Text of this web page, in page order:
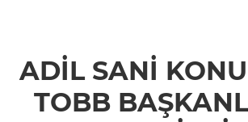
ADİL SANİ
TOBB